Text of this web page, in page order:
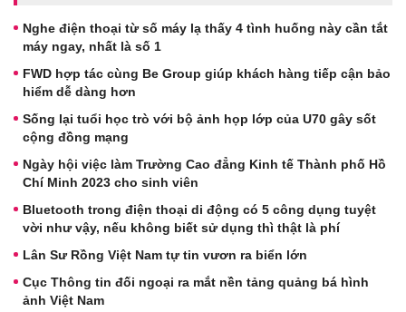
Nghe điện thoại từ số máy lạ thấy 4 tình huống này cần tắt
máy ngay, nhất là số 1
FWD hợp tác cùng Be Group giúp khách hàng tiếp cận bảo
hiểm dễ dàng hơn
Sống lại tuổi học trò với bộ ảnh họp lớp của U70 gây sốt
cộng đồng mạng
Ngày hội việc làm Trường Cao đẳng Kinh tế Thành phố Hồ
Chí Minh 2023 cho sinh viên
Bluetooth trong điện thoại di động có 5 công dụng tuyệt
vời như vậy, nếu không biết sử dụng thì thật là phí
Lân Sư Rồng Việt Nam tự tin vươn ra biển lớn
Cục Thông tin đối ngoại ra mắt nền tảng quảng bá hình
ảnh Việt Nam